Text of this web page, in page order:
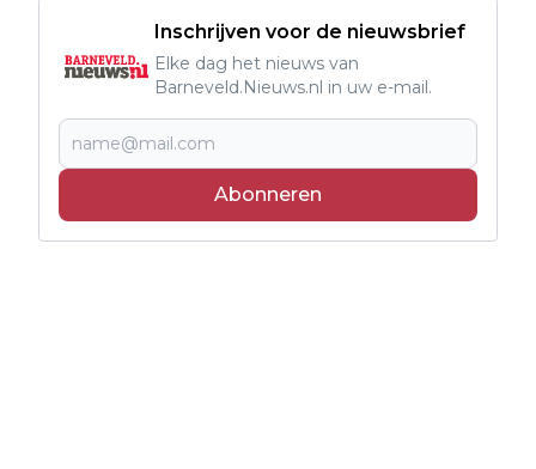
Inschrijven voor de nieuwsbrief
Elke dag het nieuws van
Barneveld.Nieuws.nl in uw e-mail.
Abonneren